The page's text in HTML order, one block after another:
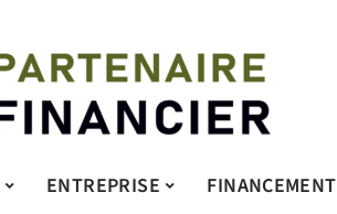
ENTREPRISE FINANCEMENT